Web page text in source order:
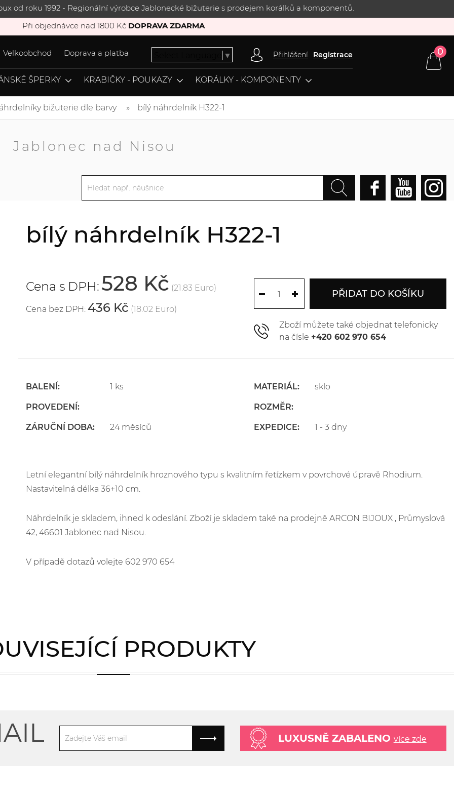
od roku 1992 - Regionální výrobce Jablonecké bižuterie s prodejem korálků a komponentů.
Při objednávce nad 1800 Kč DOPRAVA ZDARMA
Velkoobchod Doprava a platba ▼ Přihlášení Registrace 0
ŠPERKY KRABIČKY - POUKAZY KORÁLKY - KOMPONENTY
bižuterie dle barvy bílý náhrdelník H322-1
Jablonec nad Nisou
bílý náhrdelník H322-1
Cena s DPH:528 Kč (21.83 Euro)
Cena bez DPH: 436 Kč (18.02 Euro)
PŘIDAT DO KOŠÍKU
Zboží můžete také objednat telefonicky
na čísle +420 602 970 654
BALENÍ: 1 ks
PROVEDENÍ:
ZÁRUČNÍ DOBA: 24 měsíců
MATERIÁL: sklo
ROZMĚR:
EXPEDICE: 1 - 3 dny
Letní elegantní bílý náhrdelník hroznového typu s kvalitním řetízkem v povrchové úpravě Rhodium.
Nastavitelná délka 36+10 cm.
Náhrdelník je skladem, ihned k odeslání. Zboží je skladem také na prodejně ARCON BIJOUX , Průmyslová
42, 46601 Jablonec nad Nisou.
V případě dotazů volejte 602 970 654
PRODUKTY
LUXUSNĚ ZABALENO více zde